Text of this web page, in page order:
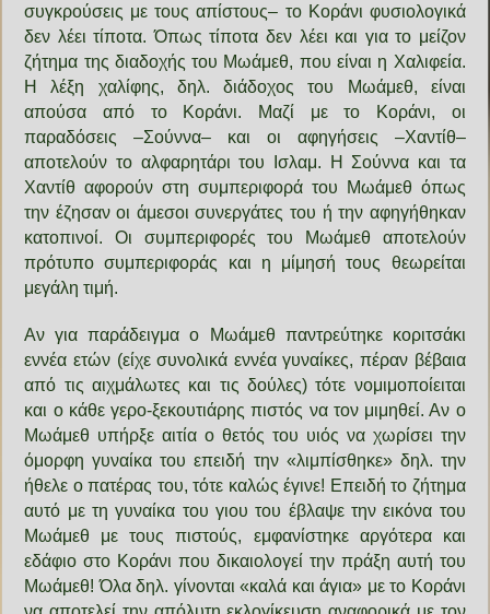
συγκρούσεις με τους απίστους– το Κοράνι φυσιολογικά
δεν λέει τίποτα. Όπως τίποτα δεν λέει και για το μείζον
ζήτημα της διαδοχής του Μωάμεθ, που είναι η Χαλιφεία.
Η λέξη χαλίφης, δηλ. διάδοχος του Μωάμεθ, είναι
απούσα από το Κοράνι. Μαζί με το Κοράνι, οι
παραδόσεις –Σούννα– και οι αφηγήσεις –Χαντίθ–
αποτελούν το αλφαρητάρι του Ισλαμ. Η Σούννα και τα
Χαντίθ αφορούν στη συμπεριφορά του Μωάμεθ όπως
την έζησαν οι άμεσοι συνεργάτες του ή την αφηγήθηκαν
κατοπινοί. Οι συμπεριφορές του Μωάμεθ αποτελούν
πρότυπο συμπεριφοράς και η μίμησή τους θεωρείται
μεγάλη τιμή.
Αν για παράδειγμα ο Μωάμεθ παντρεύτηκε κοριτσάκι
εννέα ετών (είχε συνολικά εννέα γυναίκες, πέραν βέβαια
από τις αιχμάλωτες και τις δούλες) τότε νομιμοποίειται
και ο κάθε γερο-ξεκουτιάρης πιστός να τον μιμηθεί. Αν ο
Μωάμεθ υπήρξε αιτία ο θετός του υιός να χωρίσει την
όμορφη γυναίκα του επειδή την «λιμπίσθηκε» δηλ. την
ήθελε ο πατέρας του, τότε καλώς έγινε! Επειδή το ζήτημα
αυτό με τη γυναίκα του γιου του έβλαψε την εικόνα του
Μωάμεθ με τους πιστούς, εμφανίστηκε αργότερα και
εδάφιο στο Κοράνι που δικαιολογεί την πράξη αυτή του
Μωάμεθ! Όλα δηλ. γίνονται «καλά και άγια» με το Κοράνι